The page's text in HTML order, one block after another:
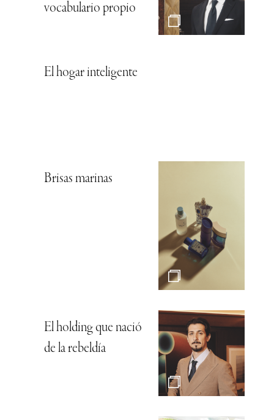
vocabulario propio
El hogar inteligente
Brisas marinas
El holding que nació
de la rebeldía